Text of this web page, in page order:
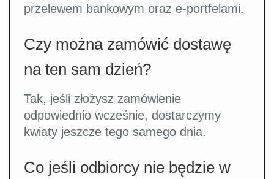
przelewem bankowym oraz e-portfelami.
Czy można zamówić dostawę
na ten sam dzień?
Tak, jeśli złożysz zamówienie
odpowiednio wcześnie, dostarczymy
kwiaty jeszcze tego samego dnia.
Co jeśli odbiorcy nie będzie w